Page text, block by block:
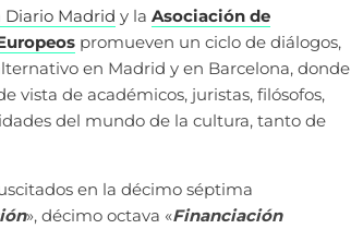
Diario Madrid y la Asociación de
promueven un ciclo de diálogos,
en Madrid y en Barcelona, donde
vista de académicos, juristas, filósofos,
del mundo de la cultura, tanto de
en la décimo séptima
», décimo octava «Financiación